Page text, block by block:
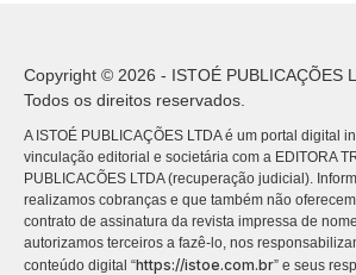
Copyright © 2026 - ISTOÉ PUBLICAÇÕES
Todos os direitos reservados.
A ISTOÉ PUBLICAÇÕES LTDA é um portal digital
vinculação editorial e societária com a EDITORA
PUBLICACÕES LTDA (recuperação judicial).
realizamos cobranças e que também não
contrato de assinatura da revista impressa de
autorizamos terceiros a fazê-lo, nos
conteúdo digital “https://istoe.com.br” e seus